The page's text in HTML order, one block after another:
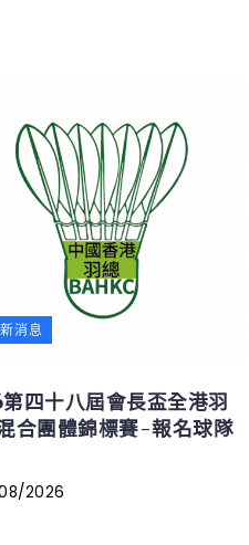
消息
四十八屆會長盃全港羽
合團體錦標賽-報名球隊
2026